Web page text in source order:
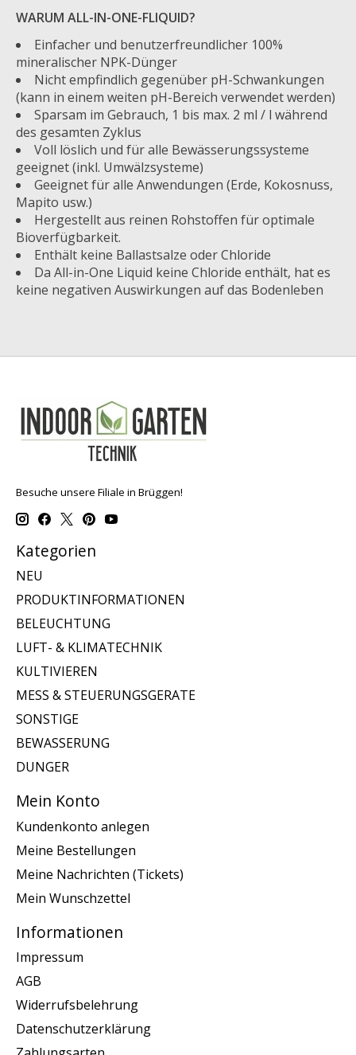
WARUM ALL-IN-ONE-FLIQUID?
Einfacher und benutzerfreundlicher 100%
mineralischer NPK-Dünger
Nicht empfindlich gegenüber pH-Schwankungen
(kann in einem weiten pH-Bereich verwendet werden)
Sparsam im Gebrauch, 1 bis max. 2 ml / l während
des gesamten Zyklus
Voll löslich und für alle Bewässerungssysteme
geeignet (inkl. Umwälzsysteme)
Geeignet für alle Anwendungen (Erde, Kokosnuss,
Mapito usw.)
Hergestellt aus reinen Rohstoffen für optimale
Bioverfügbarkeit.
Enthält keine Ballastsalze oder Chloride
Da All-in-One Liquid keine Chloride enthält, hat es
keine negativen Auswirkungen auf das Bodenleben
Besuche unsere Filiale in Brüggen!
Kategorien
NEU
PRODUKTINFORMATIONEN
BELEUCHTUNG
LUFT- & KLIMATECHNIK
KULTIVIEREN
MESS & STEUERUNGSGERATE
SONSTIGE
BEWASSERUNG
DUNGER
Mein Konto
Kundenkonto anlegen
Meine Bestellungen
Meine Nachrichten (Tickets)
Mein Wunschzettel
Informationen
Impressum
AGB
Widerrufsbelehrung
Datenschutzerklärung